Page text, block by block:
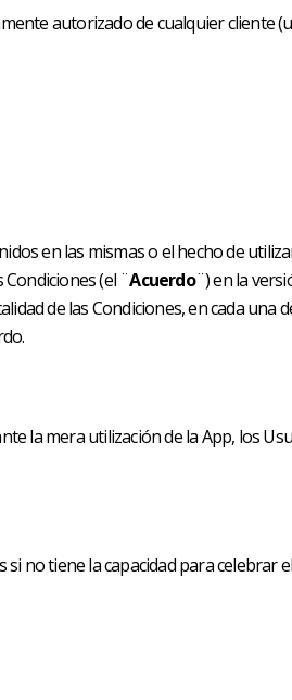
autorizado de cualquier cliente
en las mismas o el hecho de
(el ¨Acuerdo¨) en la
de las Condiciones, en cada una
la mera utilización de la App, los
no tiene la capacidad para celebrar